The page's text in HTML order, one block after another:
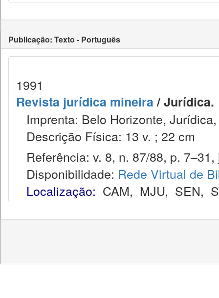
Publicação: Texto - Português
1991
Revista jurídica mineira/ Jurídica.
Imprenta: Belo Horizonte,
Descrição Física: 13 v. ; 22 cm
Referência: v. 8, n. 87/88, p.
Disponibilidade: Rede Virtual de
Localização: CAM, MJU, SEN,